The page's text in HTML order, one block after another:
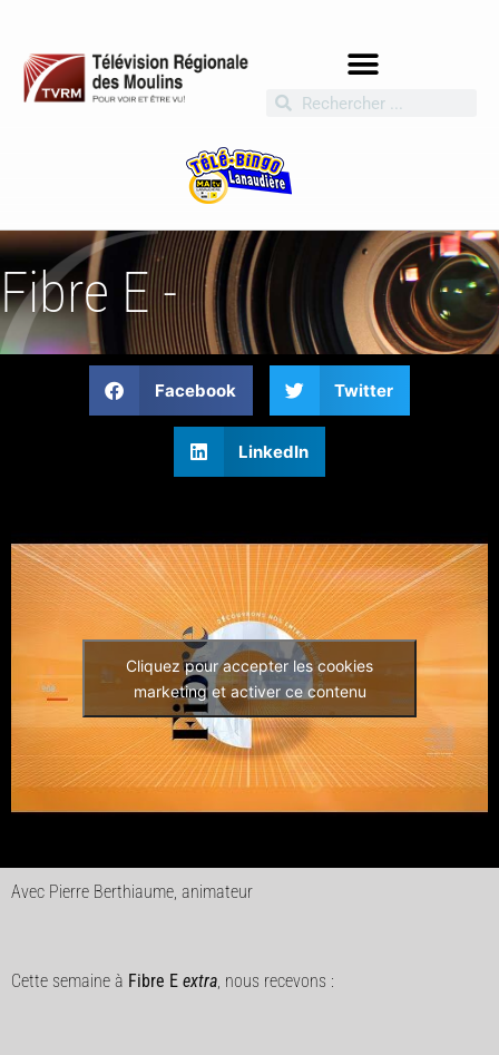
Fibre E -
Facebook Twitter
LinkedIn
Cliquez pour accepter les cookies
marketing et activer ce contenu
Avec Pierre Berthiaume, animateur
Cette semaine à Fibre E extra, nous recevons :